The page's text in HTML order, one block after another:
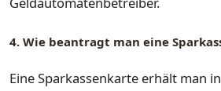
4. Wie beantragt man eine
Eine Sparkassenkarte erhält man